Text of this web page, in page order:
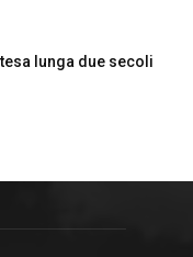
lunga due secoli